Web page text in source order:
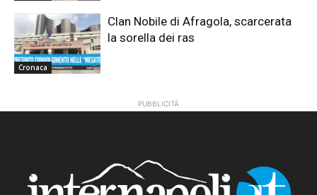
Cronaca
Clan Nobile di Afragola, scarcerata
la sorella dei ras
PUBBLICITÀ